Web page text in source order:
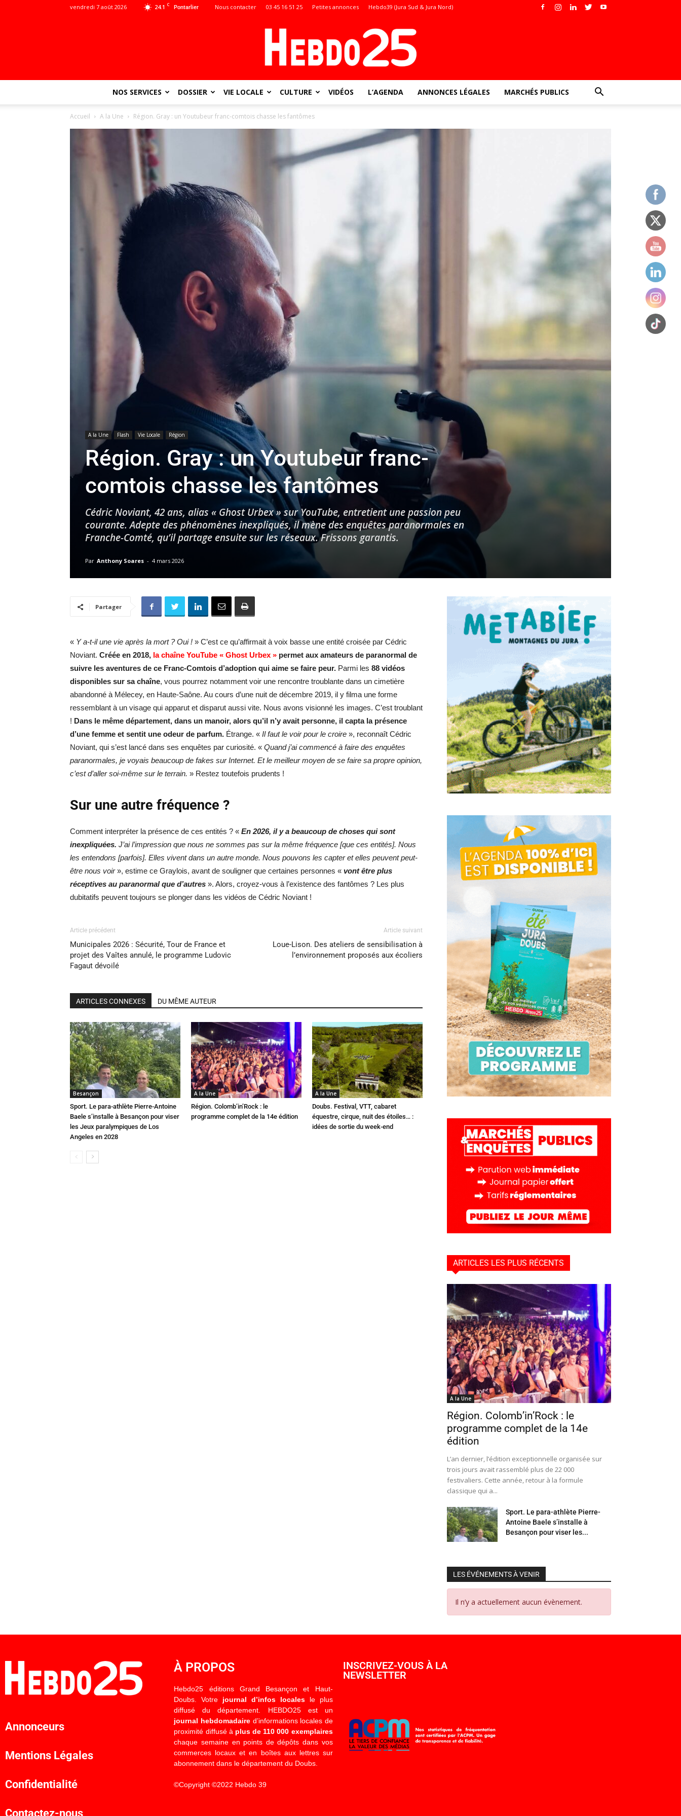
24.1 C Pontarlier
vendredi 7 août 2026 Nous contacter 03 45 16 51 25 Petites annonces Hebdo39 (Jura Sud & Jura Nord)
toute
Hebdo25
NOS SERVICES DOSSIER VIE LOCALE CULTURE VIDÉOS L’AGENDA ANNONCES LÉGALES MARCHÉS PUBLICS
Accueil A la Une Région. Gray : un Youtubeur franc-comtois chasse les fantômes
A la Une Flash Vie Locale Région
Région. Gray : un Youtubeur franc-
comtois chasse les fantômes
Cédric Noviant, 42 ans, alias « Ghost Urbex » sur YouTube, entretient une passion peu
courante. Adepte des phénomènes inexpliqués, il mène des enquêtes paranormales en
Franche-Comté, qu’il partage ensuite sur les réseaux. Frissons garantis.
Par Anthony Soares - 4 mars 2026
Partager
« Y a-t-il une vie après la mort ? Oui ! » C’est ce qu’affirmait à voix basse une entité croisée par Cédric
Noviant. Créée en 2018, la chaîne YouTube « Ghost Urbex » permet aux amateurs de paranormal de
suivre les aventures de ce Franc-Comtois d’adoption qui aime se faire peur. Parmi les 88 vidéos
disponibles sur sa chaîne, vous pourrez notamment voir une rencontre troublante dans un cimetière
abandonné à Mélecey, en Haute-Saône. Au cours d’une nuit de décembre 2019, il y filma une forme
ressemblant à un visage qui apparut et disparut aussi vite. Nous avons visionné les images. C’est troublant
! Dans le même département, dans un manoir, alors qu’il n’y avait personne, il capta la présence
d’une femme et sentit une odeur de parfum. Étrange. « Il faut le voir pour le croire », reconnaît Cédric
Noviant, qui s’est lancé dans ses enquêtes par curiosité. « Quand j’ai commencé à faire des enquêtes
paranormales, je voyais beaucoup de fakes sur Internet. Et le meilleur moyen de se faire sa propre opinion,
c’est d’aller soi-même sur le terrain. » Restez toutefois prudents !
Sur une autre fréquence ?
Comment interpréter la présence de ces entités ? « En 2026, il y a beaucoup de choses qui sont
inexpliquées. J’ai l’impression que nous ne sommes pas sur la même fréquence [que ces entités]. Nous
les entendons [parfois]. Elles vivent dans un autre monde. Nous pouvons les capter et elles peuvent peut-
être nous voir», estime ce Graylois, avant de souligner que certaines personnes « vont être plus
réceptives au paranormal que d’autres ». Alors, croyez-vous à l’existence des fantômes ? Les plus
dubitatifs peuvent toujours se plonger dans les vidéos de Cédric Noviant !
Article précédent
Municipales 2026 : Sécurité, Tour de France et
projet des Vaîtes annulé, le programme Ludovic
Fagaut dévoilé
Article suivant
Loue-Lison. Des ateliers de sensibilisation à
l’environnement proposés aux écoliers
ARTICLES CONNEXES DU MÊME AUTEUR
Besançon
Sport. Le para-athlète Pierre-Antoine
Baele s’installe à Besançon pour viser
les Jeux paralympiques de Los
Angeles en 2028
A la Une
Région. Colomb’in’Rock : le
programme complet de la 14e édition
A la Une
Doubs. Festival, VTT, cabaret
équestre, cirque, nuit des étoiles… :
idées de sortie du week-end
ARTICLES LES PLUS RÉCENTS
A la Une
Région. Colomb’in’Rock : le
programme complet de la 14e
édition
L’an dernier, l’édition exceptionnelle organisée sur
trois jours avait rassemblé plus de 22 000
festivaliers. Cette année, retour à la formule
classique qui a...
Sport. Le para-athlète Pierre-
Antoine Baele s’installe à
Besançon pour viser les...
LES ÉVÉNEMENTS À VENIR
Il n’y a actuellement aucun évènement.
Annonceurs
Mentions Légales
Confidentialité
Contactez-nous
À PROPOS
Hebdo25 éditions Grand Besançon et Haut-
Doubs. Votre journal d’infos localesle plus
diffusé du département. HEBDO25 est un
journal hebdomadaired’informations locales de
proximité diffusé à plus de 110 000 exemplaires
chaque semaine en points de dépôts dans vos
commerces locaux et en boîtes aux lettres sur
abonnement dans le département du Doubs.
©Copyright ©2022 Hebdo 39
INSCRIVEZ-VOUS À LA
NEWSLETTER